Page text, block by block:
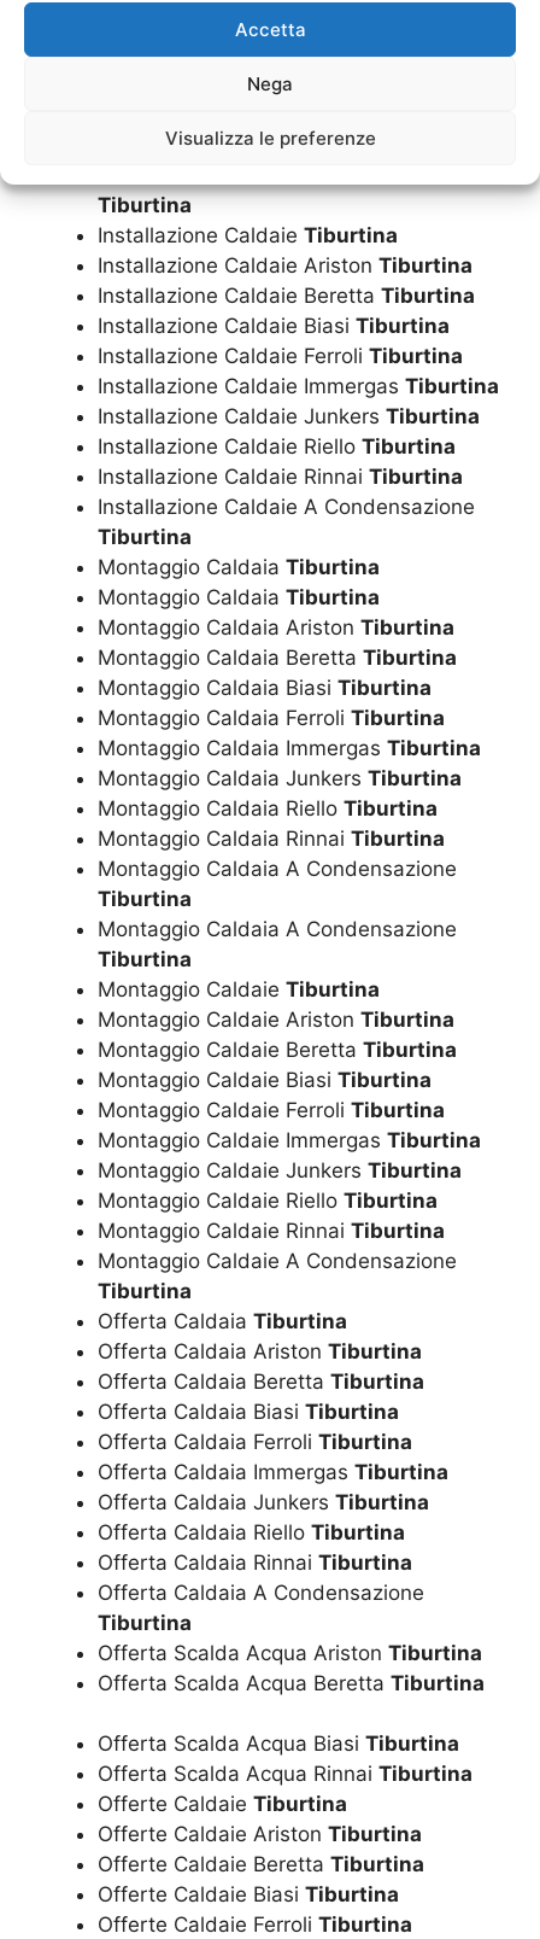
Accetta
Nega
Visualizza le preferenze
Installazione Caldaia Ferroli
Installazione Caldaia ImmergasTiburtina
Installazione Caldaia Junkers
Installazione Caldaia RinnaiTiburtina
Tiburtina
Installazione Caldaie Tiburtina
Installazione Caldaie Ariston Tiburtina
Installazione Caldaie Beretta Tiburtina
Installazione Caldaie Biasi Tiburtina
Installazione Caldaie Ferroli Tiburtina
Installazione Caldaie Immergas Tiburtina
Installazione Caldaie Junkers Tiburtina
Installazione Caldaie Riello Tiburtina
Installazione Caldaie Rinnai Tiburtina
Installazione Caldaie A Condensazione
Tiburtina
Montaggio Caldaia Tiburtina
Montaggio Caldaia Tiburtina
Montaggio Caldaia Ariston Tiburtina
Montaggio Caldaia Beretta Tiburtina
Montaggio Caldaia Biasi Tiburtina
Montaggio Caldaia Ferroli Tiburtina
Montaggio Caldaia Immergas Tiburtina
Montaggio Caldaia Junkers Tiburtina
Montaggio Caldaia Riello Tiburtina
Montaggio Caldaia Rinnai Tiburtina
Montaggio Caldaia A Condensazione
Tiburtina
Montaggio Caldaia A Condensazione
Tiburtina
Montaggio Caldaie Tiburtina
Montaggio Caldaie Ariston Tiburtina
Montaggio Caldaie Beretta Tiburtina
Montaggio Caldaie Biasi Tiburtina
Montaggio Caldaie Ferroli Tiburtina
Montaggio Caldaie Immergas Tiburtina
Montaggio Caldaie Junkers Tiburtina
Montaggio Caldaie Riello Tiburtina
Montaggio Caldaie Rinnai Tiburtina
Montaggio Caldaie A Condensazione
Tiburtina
Offerta Caldaia Tiburtina
Offerta Caldaia Ariston Tiburtina
Offerta Caldaia Beretta Tiburtina
Offerta Caldaia Biasi Tiburtina
Offerta Caldaia Ferroli Tiburtina
Offerta Caldaia Immergas Tiburtina
Offerta Caldaia Junkers Tiburtina
Offerta Caldaia Riello Tiburtina
Offerta Caldaia Rinnai Tiburtina
Offerta Caldaia A Condensazione
Tiburtina
Offerta Scalda Acqua Ariston Tiburtina
Offerta Scalda Acqua Beretta Tiburtina
Offerta Scalda Acqua Biasi Tiburtina
Offerta Scalda Acqua Rinnai Tiburtina
Offerte Caldaie Tiburtina
Offerte Caldaie Ariston Tiburtina
Offerte Caldaie Beretta Tiburtina
Offerte Caldaie Biasi Tiburtina
Offerte Caldaie Ferroli Tiburtina